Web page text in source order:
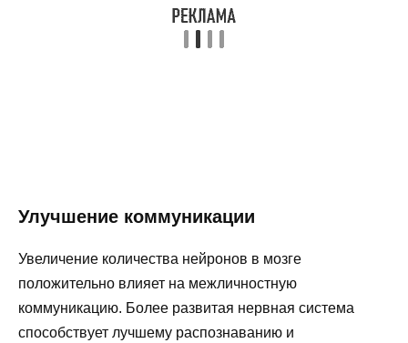
Улучшение коммуникации
Увеличение количества нейронов в мозге
положительно влияет на межличностную
коммуникацию. Более развитая нервная система
способствует лучшему распознаванию и